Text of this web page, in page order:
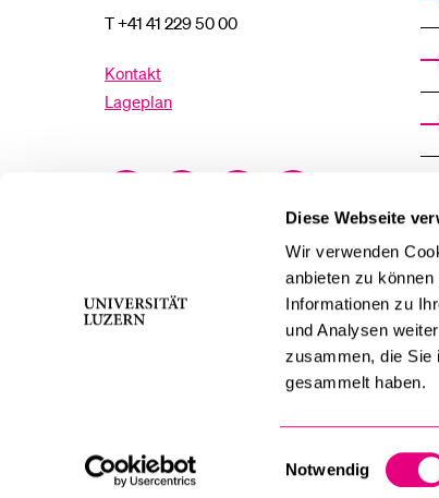
Diese Webseite
Wir verwenden
anbieten zu
Informationen zu
und Analysen
zusammen, die Sie
gesammelt haben.
Einwilligungsauswahl
Notwendig
T +41 41 229 50 00
Kontakt
Lageplan
swissuniversities